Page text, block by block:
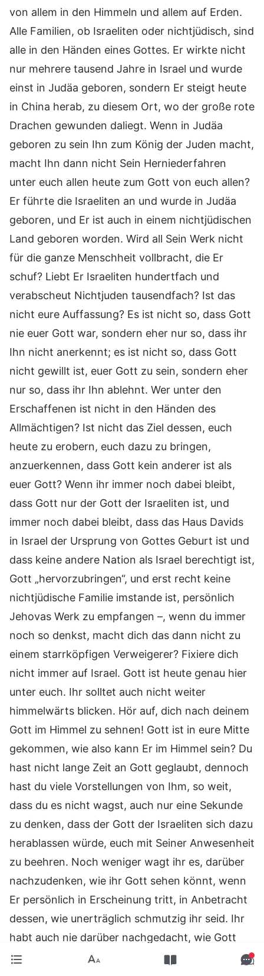
von allem in den Himmeln und allem auf Erden.
Alle Familien, ob Israeliten oder nichtjüdisch, sind
alle in den Händen eines Gottes. Er wirkte nicht
nur mehrere tausend Jahre in Israel und wurde
einst in Judäa geboren, sondern Er steigt heute
in China herab, zu diesem Ort, wo der große rote
Drachen gewunden daliegt. Wenn in Judäa
geboren zu sein Ihn zum König der Juden macht,
macht Ihn dann nicht Sein Herniederfahren
unter euch allen heute zum Gott von euch allen?
Er führte die Israeliten an und wurde in Judäa
geboren, und Er ist auch in einem nichtjüdischen
Land geboren worden. Wird all Sein Werk nicht
für die ganze Menschheit vollbracht, die Er
schuf? Liebt Er Israeliten hundertfach und
verabscheut Nichtjuden tausendfach? Ist das
nicht eure Auffassung? Es ist nicht so, dass Gott
nie euer Gott war, sondern eher nur so, dass ihr
Ihn nicht anerkennt; es ist nicht so, dass Gott
nicht gewillt ist, euer Gott zu sein, sondern eher
nur so, dass ihr Ihn ablehnt. Wer unter den
Erschaffenen ist nicht in den Händen des
Allmächtigen? Ist nicht das Ziel dessen, euch
heute zu erobern, euch dazu zu bringen,
anzuerkennen, dass Gott kein anderer ist als
euer Gott? Wenn ihr immer noch dabei bleibt,
dass Gott nur der Gott der Israeliten ist, und
immer noch dabei bleibt, dass das Haus Davids
in Israel der Ursprung von Gottes Geburt ist und
dass keine andere Nation als Israel berechtigt ist,
Gott „hervorzubringen“, und erst recht keine
nichtjüdische Familie imstande ist, persönlich
Jehovas Werk zu empfangen –, wenn du immer
noch so denkst, macht dich das dann nicht zu
einem starrköpfigen Verweigerer? Fixiere dich
nicht immer auf Israel. Gott ist heute genau hier
unter euch. Ihr solltet auch nicht weiter
himmelwärts blicken. Hör auf, dich nach deinem
Gott im Himmel zu sehnen! Gott ist in eure Mitte
gekommen, wie also kann Er im Himmel sein? Du
hast nicht lange Zeit an Gott geglaubt, dennoch
hast du viele Vorstellungen von Ihm, so weit,
dass du es nicht wagst, auch nur eine Sekunde
zu denken, dass der Gott der Israeliten sich dazu
herablassen würde, euch mit Seiner Anwesenheit
zu beehren. Noch weniger wagt ihr es, darüber
nachzudenken, wie ihr Gott sehen könnt, wenn
Er persönlich in Erscheinung tritt, in Anbetracht
dessen, wie unerträglich schmutzig ihr seid. Ihr
habt auch nie darüber nachgedacht, wie Gott
persönlich in ein nichtjüdisches Land